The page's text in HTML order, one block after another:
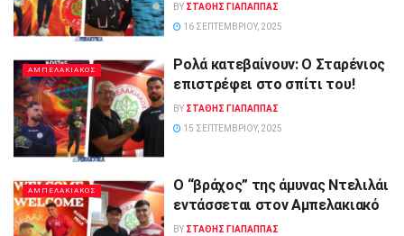
BY ΣΤΑΘΗΣ ΓΊΑΠΑΠΠΑΣ
16 ΣΕΠΤΕΜΒΡΊΟΥ, 2025
ΑΜΠΕΛΑΚΙΑΚΟΣ
Ρολά κατεβαίνουν: Ο Σταρένιος
επιστρέφει στο σπίτι του!
BY ΣΤΑΘΗΣ ΓΊΑΠΑΠΠΑΣ
15 ΣΕΠΤΕΜΒΡΊΟΥ, 2025
ΑΜΠΕΛΑΚΙΑΚΟΣ
Ο “βράχος” της άμυνας Ντελιλάι
εντάσσεται στον Αμπελακιακό
BY ΣΤΑΘΗΣ ΓΊΑΠΑΠΠΑΣ